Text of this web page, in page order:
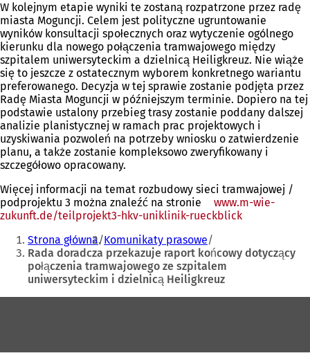
W kolejnym etapie wyniki te zostaną rozpatrzone przez radę
miasta Moguncji. Celem jest polityczne ugruntowanie
wyników konsultacji społecznych oraz wytyczenie ogólnego
kierunku dla nowego połączenia tramwajowego między
szpitalem uniwersyteckim a dzielnicą Heiligkreuz. Nie wiąże
się to jeszcze z ostatecznym wyborem konkretnego wariantu
preferowanego. Decyzja w tej sprawie zostanie podjęta przez
Radę Miasta Moguncji w późniejszym terminie. Dopiero na tej
podstawie ustalony przebieg trasy zostanie poddany dalszej
analizie planistycznej w ramach prac projektowych i
uzyskiwania pozwoleń na potrzeby wniosku o zatwierdzenie
planu, a także zostanie kompleksowo zweryfikowany i
szczegółowo opracowany.
Więcej informacji na temat rozbudowy sieci tramwajowej /
podprojektu 3 można znaleźć na stronie
www.m-wie-
zukunft.de/teilprojekt3-hkv-uniklinik-rueckblick
nowej
Jesteś
tutaj:
Strona główna Komunikaty prasowe
Rada doradcza przekazuje raport końcowy dotyczący
połączenia tramwajowego ze szpitalem
uniwersyteckim i dzielnicą Heiligkreuz